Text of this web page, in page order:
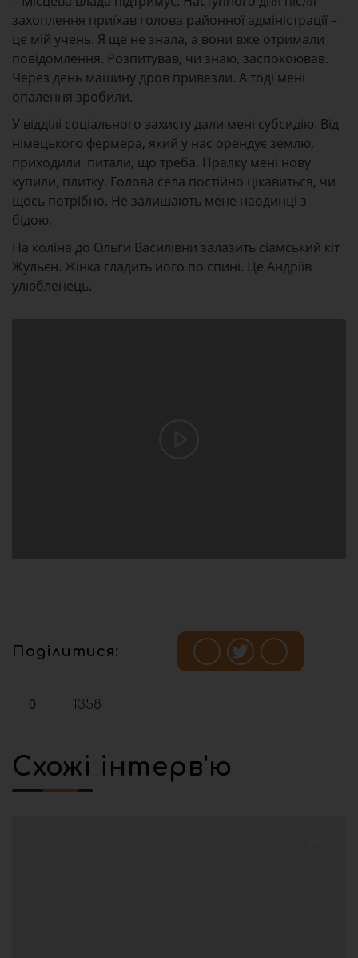
захоплення приїхав голова районної адміністрації –
це мій учень. Я ще не знала, а вони вже отримали
повідомлення. Розпитував, чи знаю, заспокоював.
Через день машину дров привезли. А тоді мені
опалення зробили.
У відділі соціального захисту дали мені субсидію. Від
німецького фермера, який у нас орендує землю,
приходили, питали, що треба. Пралку мені нову
купили, плитку. Голова села постійно цікавиться, чи
щось потрібно. Не залишають мене наодинці з
бідою.
На коліна до Ольги Василівни залазить сіамський кіт
Жульєн. Жінка гладить його по спині. Це Андріїв
улюбленець.
Поділитися:
0 1358
Схожі інтерв'ю